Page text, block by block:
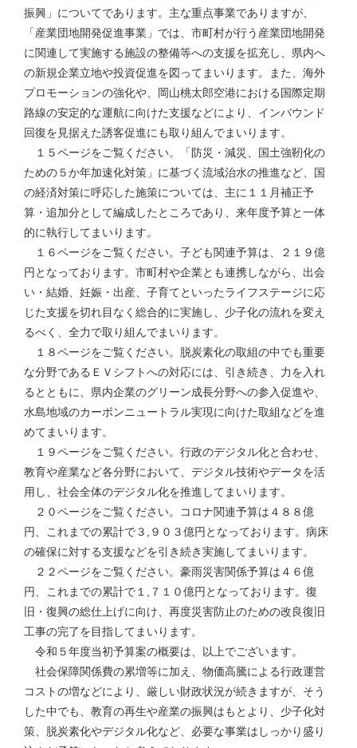
振興」についてであります。主な重点事業でありますが、
「産業団地開発促進事業」では、市町村が行う産業団地開発
に関連して実施する施設の整備等への支援を拡充し、県内へ
の新規企業立地や投資促進を図ってまいります。また、海外
プロモーションの強化や、岡山桃太郎空港における国際定期
路線の安定的な運航に向けた支援などにより、インバウンド
回復を見据えた誘客促進にも取り組んでまいります。
１５ページをご覧ください。「防災・減災、国土強靭化の
ための５か年加速化対策」に基づく流域治水の推進など、国
の経済対策に呼応した施策については、主に１１月補正予
算・追加分として編成したところであり、来年度予算と一体
的に執行してまいります。
１６ページをご覧ください。子ども関連予算は、２１９億
円となっております。市町村や企業とも連携しながら、出会
い・結婚、妊娠・出産、子育てといったライフステージに応
じた支援を切れ目なく総合的に実施し、少子化の流れを変え
るべく、全力で取り組んでまいります。
１８ページをご覧ください。脱炭素化の取組の中でも重要
な分野であるＥＶシフトへの対応には、引き続き、力を入れ
るとともに、県内企業のグリーン成長分野への参入促進や、
水島地域のカーボンニュートラル実現に向けた取組などを進
めてまいります。
１９ページをご覧ください。行政のデジタル化と合わせ、
教育や産業など各分野において、デジタル技術やデータを活
用し、社会全体のデジタル化を推進してまいります。
２０ページをご覧ください。コロナ関連予算は４８８億
円、これまでの累計で３,９０３億円となっております。病床
の確保に対する支援などを引き続き実施してまいります。
２２ページをご覧ください。豪雨災害関係予算は４６億
円、これまでの累計で１,７１０億円となっております。復
旧・復興の総仕上げに向け、再度災害防止のための改良復旧
工事の完了を目指してまいります。
令和５年度当初予算案の概要は、以上でございます。
社会保障関係費の累増等に加え、物価高騰による行政運営
コストの増などにより、厳しい財政状況が続きますが、そう
した中でも、教育の再生や産業の振興はもとより、少子化対
策、脱炭素化やデジタル化など、必要な事業はしっかり盛り